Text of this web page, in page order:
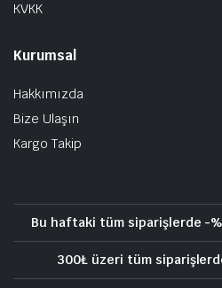
KVKK
Kurumsal
Hakkımızda
Bize Ulaşın
Kargo Takip
Bu haftaki tüm siparişlerde -
300₺ üzeri tüm